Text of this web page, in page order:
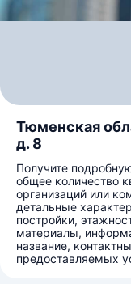
Тюменская
д. 8
Получите
общее количество
организаций или
детальные
постройки,
материалы,
название,
предоставляемых